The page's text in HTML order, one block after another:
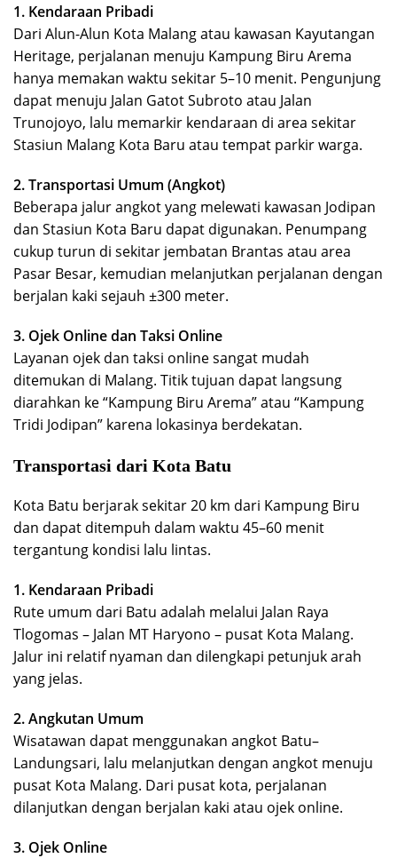
1. Kendaraan Pribadi
Dari Alun-Alun Kota Malang atau kawasan Kayutangan
Heritage, perjalanan menuju Kampung Biru Arema
hanya memakan waktu sekitar 5–10 menit. Pengunjung
dapat menuju Jalan Gatot Subroto atau Jalan
Trunojoyo, lalu memarkir kendaraan di area sekitar
Stasiun Malang Kota Baru atau tempat parkir warga.
2. Transportasi Umum (Angkot)
Beberapa jalur angkot yang melewati kawasan Jodipan
dan Stasiun Kota Baru dapat digunakan. Penumpang
cukup turun di sekitar jembatan Brantas atau area
Pasar Besar, kemudian melanjutkan perjalanan dengan
berjalan kaki sejauh ±300 meter.
3. Ojek Online dan Taksi Online
Layanan ojek dan taksi online sangat mudah
ditemukan di Malang. Titik tujuan dapat langsung
diarahkan ke “Kampung Biru Arema” atau “Kampung
Tridi Jodipan” karena lokasinya berdekatan.
Transportasi dari Kota Batu
Kota Batu berjarak sekitar 20 km dari Kampung Biru
dan dapat ditempuh dalam waktu 45–60 menit
tergantung kondisi lalu lintas.
1. Kendaraan Pribadi
Rute umum dari Batu adalah melalui Jalan Raya
Tlogomas – Jalan MT Haryono – pusat Kota Malang.
Jalur ini relatif nyaman dan dilengkapi petunjuk arah
yang jelas.
2. Angkutan Umum
Wisatawan dapat menggunakan angkot Batu–
Landungsari, lalu melanjutkan dengan angkot menuju
pusat Kota Malang. Dari pusat kota, perjalanan
dilanjutkan dengan berjalan kaki atau ojek online.
3. Ojek Online